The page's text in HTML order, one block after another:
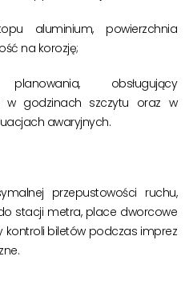
aluminium, powierzchnia
na korozję;
obsługujący
w godzinach szczytu oraz w
awaryjnych.
przepustowości ruchu,
stacji metra, place dworcowe
kontroli biletów podczas imprez